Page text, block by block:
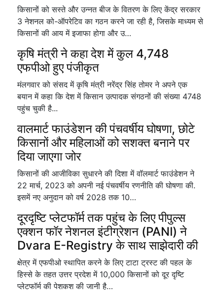
किसानों को सस्ते और उन्नत बीज के वितरण के लिए केंद्र सरकार
3 नेशनल को-ऑपरेटिव का गठन करने जा रही है, जिसके माध्यम से
किसानों की आय में इजाफा होगा और उ…
कृषि मंत्री ने कहा देश में कुल 4,748
एफपीओ हुए पंजीकृत
मंलगवार को संसद में कृषि मंत्री नरेंद्र सिंह तोमर ने अपने एक
बयान में कहा कि देश में किसान उत्पादक संगठनों की संख्या 4748
पहुंच चुकी है...
वालमार्ट फाउंडेशन की पंचवर्षीय घोषणा, छोटे
किसानों और महिलाओं को सशक्त बनाने पर
दिया जाएगा जोर
किसानों की आजीविका सुधारने की दिशा में वॉलमार्ट फाउंडेशन ने
22 मार्च, 2023 को अपनी नई पंचवर्षीय रणनीति की घोषणा की.
इसमें नए अनुदान को वर्ष 2028 तक 10…
दूरदृष्टि प्लेटफॉर्म तक पहुंच के लिए पीपुल्स
एक्शन फॉर नेशनल इंटीग्रेशन (PANI) ने
Dvara E-Registry के साथ साझेदारी की
क्षेत्र में एफपीओ स्थापित करने के लिए टाटा ट्रस्ट की पहल के
हिस्से के तहत उत्तर प्रदेश में 10,000 किसानों को दूर दृष्टि
प्लेटफॉर्म की पेशकश की जानी है…